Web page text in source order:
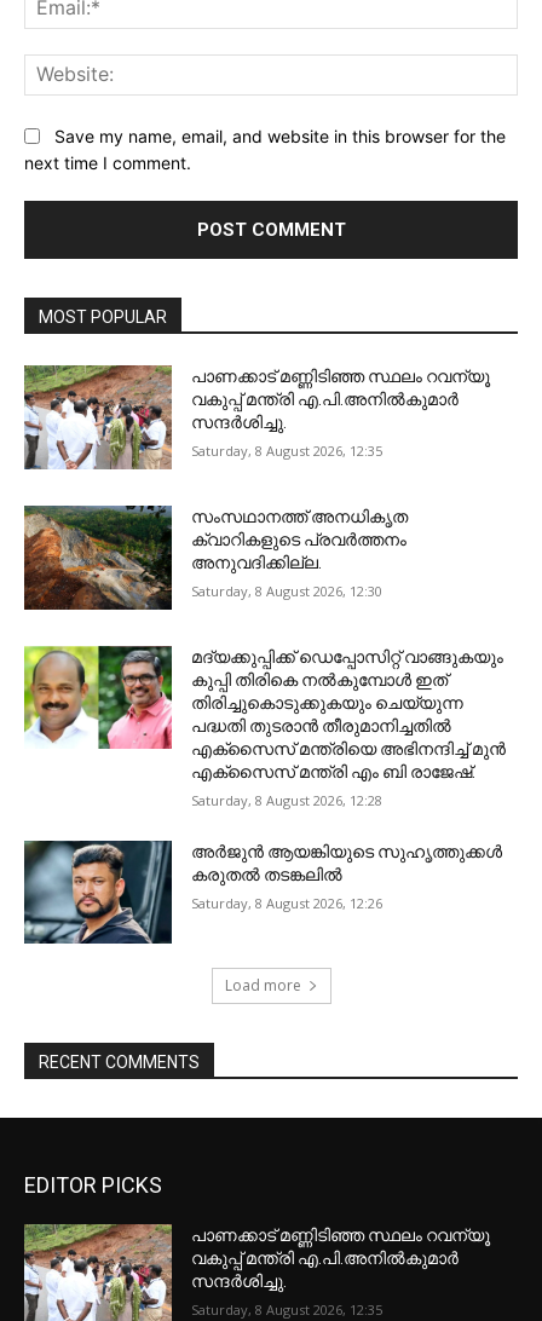
Save my name, email, and website in this browser for the
next time I comment.
MOST POPULAR
പാണക്കാട് മണ്ണിടിഞ്ഞ സ്ഥലം റവന്യൂ
വകുപ്പ് മന്ത്രി എ.പി.അനിൽകുമാർ
സന്ദർശിച്ചു.
Saturday, 8 August 2026, 12:35
സംസഥാനത്ത് അനധികൃത
ക്വാറികളുടെ പ്രവര്‍ത്തനം
അനുവദിക്കില്ല.
Saturday, 8 August 2026, 12:30
മദ്യക്കുപ്പിക്ക് ഡെപ്പോസിറ്റ് വാങ്ങുകയും
കുപ്പി തിരികെ നല്‍കുമ്പോള്‍ ഇത്
തിരിച്ചുകൊടുക്കുകയും ചെയ്യുന്ന
പദ്ധതി തുടരാന്‍ തീരുമാനിച്ചതില്‍
എക്‌സൈസ് മന്ത്രിയെ അഭിനന്ദിച്ച് മുന്‍
എക്‌സൈസ് മന്ത്രി എം ബി രാജേഷ്.
Saturday, 8 August 2026, 12:28
അ‍ർജുൻ ആയങ്കിയുടെ സുഹൃത്തുക്കൾ
കരുതൽ തടങ്കലിൽ
Saturday, 8 August 2026, 12:26
Load more
RECENT COMMENTS
EDITOR PICKS
പാണക്കാട് മണ്ണിടിഞ്ഞ സ്ഥലം റവന്യൂ
വകുപ്പ് മന്ത്രി എ.പി.അനിൽകുമാർ
സന്ദർശിച്ചു.
Saturday, 8 August 2026, 12:35